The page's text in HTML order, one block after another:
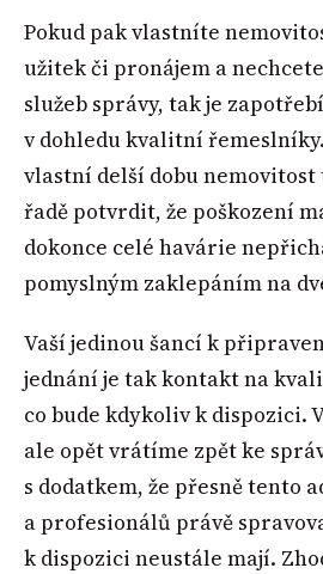
Pokud pak vlastníte
užitek či pronájem a
služeb správy, tak je
v dohledu kvalitní
vlastní delší dobu
řadě potvrdit, že poškození
dokonce celé havárie
pomyslným zaklepáním na
Vaší jedinou šancí k
jednání je tak kontakt na
co bude kdykoliv k dispozici.
ale opět vrátíme zpět ke
s dodatkem, že přesně tento
a profesionálů právě
k dispozici neustále mají.